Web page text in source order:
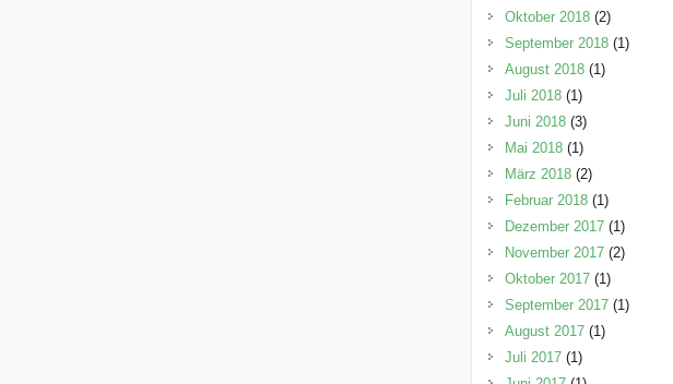
Oktober 2018(2)
September 2018(1)
August 2018(1)
Juli 2018(1)
Juni 2018(3)
Mai 2018(1)
März 2018(2)
Februar 2018(1)
Dezember 2017(1)
November 2017(2)
Oktober 2017(1)
September 2017(1)
August 2017(1)
Juli 2017(1)